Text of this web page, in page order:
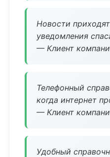
Новости
уведомления
— Клиент
Телефонный
когда интернет
— Клиент
Удобный